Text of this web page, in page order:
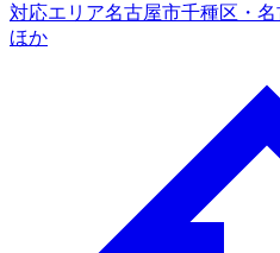
対応エリア名古屋市千種区・
ほか